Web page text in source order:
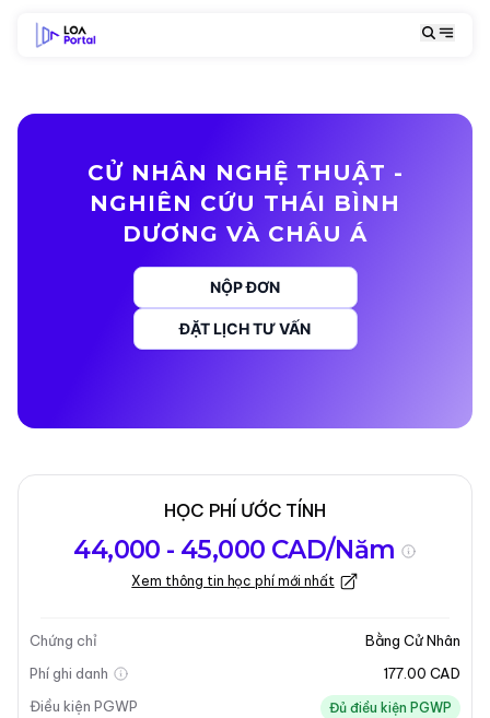
CỬ NHÂN NGHỆ THUẬT -
NGHIÊN CỨU THÁI BÌNH
DƯƠNG VÀ CHÂU Á
NỘP ĐƠN
ĐẶT LỊCH TƯ VẤN
chương trình
Học
Kỳ nhập học
Cập nhật lần cuối vào 10-12-2025
Tổng quan về chương trình
HỌC PHÍ ƯỚC TÍNH
44,000 - 45,000 CAD/Năm
Xem thông tin học phí mới nhất
Chứng chỉ
Bằng Cử Nhân
Phí ghi danh
177.00 CAD
Điều kiện PGWP
Đủ điều kiện PGWP